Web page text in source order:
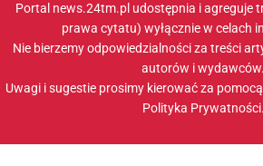
Portal news.24tm.pl udostępnia i agreguje
prawa cytatu) wyłącznie w celach
Nie bierzemy odpowiedzialności za treści
autorów i wydawców.
Uwagi i sugestie prosimy kierować za
Polityka Prywatności.